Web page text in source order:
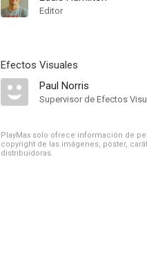
Editor
Efectos Visuales
Paul Norris
Supervisor de Efectos
PlayMax solo ofrece información de
copyright de las imágenes, póster,
distribuidoras.